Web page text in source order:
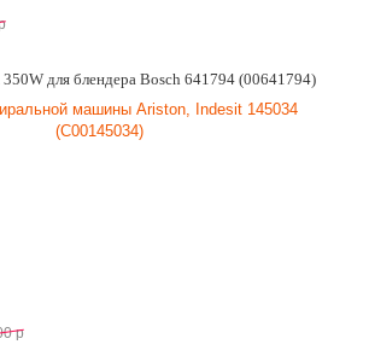
для блендера Bosch 641794 (00641794)
p